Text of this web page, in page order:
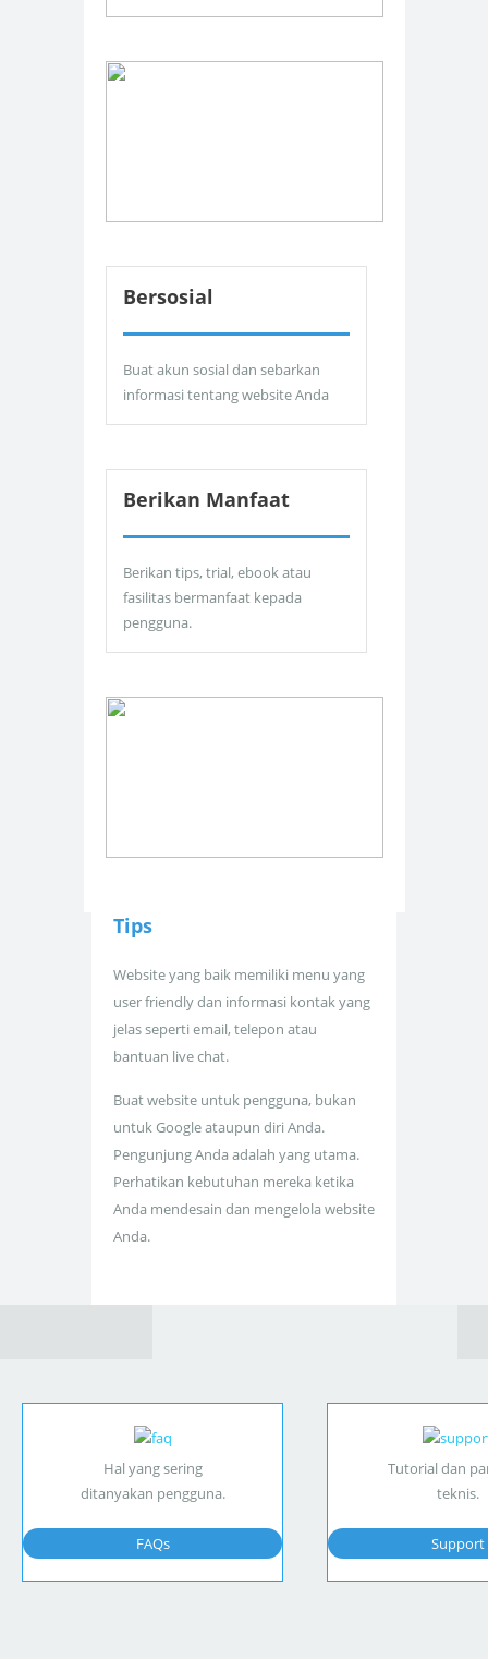
Bersosial
Buat akun sosial dan sebarkan
informasi tentang website Anda
Berikan Manfaat
Berikan tips, trial, ebook atau
fasilitas bermanfaat kepada
pengguna.
Tips
Website yang baik memiliki menu yang
user friendly dan informasi kontak yang
jelas seperti email, telepon atau
bantuan live chat.
Buat website untuk pengguna, bukan
untuk Google ataupun diri Anda.
Pengunjung Anda adalah yang utama.
Perhatikan kebutuhan mereka ketika
Anda mendesain dan mengelola website
Anda.
Hal yang sering
ditanyakan pengguna.
FAQs
Tutorial dan
teknis.
Support